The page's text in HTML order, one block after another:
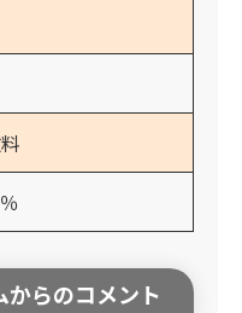
からのコメント